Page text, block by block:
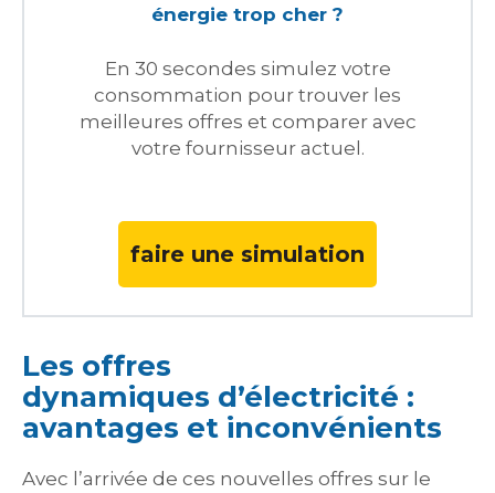
énergie trop cher ?
En 30 secondes simulez votre
consommation pour trouver les
meilleures offres et comparer avec
votre fournisseur actuel.
faire une simulation
Les offres
dynamiques d’électricité :
avantages et inconvénients
Avec l’arrivée de ces nouvelles offres sur le